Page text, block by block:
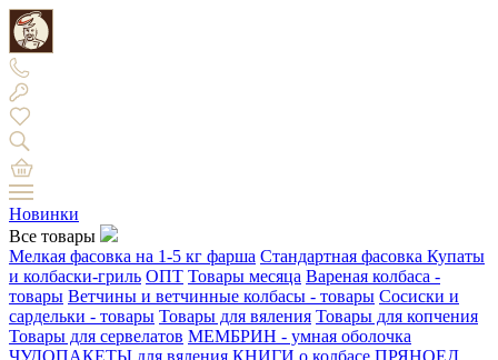
Новинки
Все товары
Мелкая фасовка на 1-5 кг фарша Стандартная фасовка Купаты
и колбаски-гриль ОПТ Товары месяца Вареная колбаса -
товары Ветчины и ветчинные колбасы - товары Сосиски и
сардельки - товары Товары для вяления Товары для копчения
Товары для сервелатов МЕМБРИН - умная оболочка
ЧУДОПАКЕТЫ для вяления КНИГИ о колбасе ПРЯНОЕД